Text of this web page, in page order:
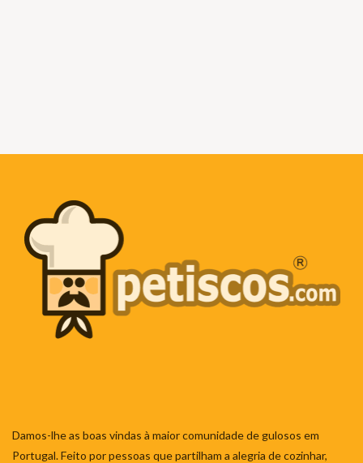
Damos-lhe as boas vindas à maior comunidade de gulosos em
Portugal. Feito por pessoas que partilham a alegria de cozinhar,